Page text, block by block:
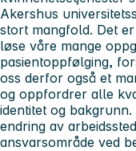
Akershus
stort mangfold. Det
løse våre mange
pasientoppfølging,
oss derfor også et
og oppfordrer alle
identitet og
endring av
ansvarsområde ved